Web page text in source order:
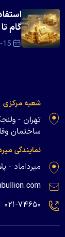
گام تا
15
شعبه مرکزی
ساختمان وفا
نمایندگی
میرداماد - پلاک ۱۳۹ -
۰۲۱-۷۴۶۵۰